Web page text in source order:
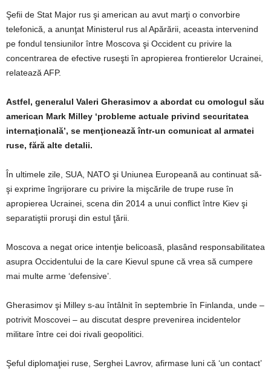
Şefii de Stat Major rus şi american au avut marţi o convorbire
telefonică, a anunţat Ministerul rus al Apărării, aceasta intervenind
pe fondul tensiunilor între Moscova şi Occident cu privire la
concentrarea de efective ruseşti în apropierea frontierelor Ucrainei,
relatează AFP.
Astfel, generalul Valeri Gherasimov a abordat cu omologul său
american Mark Milley ‘probleme actuale privind securitatea
internaţională’, se menţionează într-un comunicat al armatei
ruse, fără alte detalii.
În ultimele zile, SUA, NATO şi Uniunea Europeană au continuat să-
şi exprime îngrijorare cu privire la mişcările de trupe ruse în
apropierea Ucrainei, scena din 2014 a unui conflict între Kiev şi
separatiştii proruşi din estul ţării.
Moscova a negat orice intenţie belicoasă, plasând responsabilitatea
asupra Occidentului de la care Kievul spune că vrea să cumpere
mai multe arme ‘defensive’.
Gherasimov şi Milley s-au întâlnit în septembrie în Finlanda, unde –
potrivit Moscovei – au discutat despre prevenirea incidentelor
militare între cei doi rivali geopolitici.
Şeful diplomaţiei ruse, Serghei Lavrov, afirmase luni că ‘un contact’